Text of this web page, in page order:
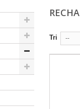
Tri --